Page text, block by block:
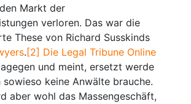
Markt der
verloren. Das war die
These von Richard Susskinds
. [2] Die Legal Tribune Online
und meint, ersetzt werde
sowieso keine Anwälte brauche.
aber wohl das Massengeschäft,